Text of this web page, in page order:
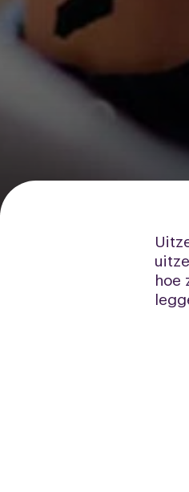
hoe